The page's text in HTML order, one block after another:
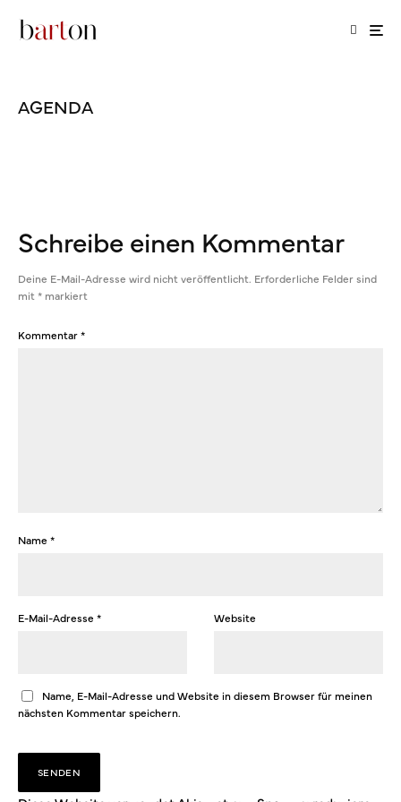
AGENDA
Schreibe einen Kommentar
Deine E-Mail-Adresse wird nicht veröffentlicht. Erforderliche Felder sind
mit * markiert
Kommentar*
Name *
E-Mail-Adresse * Website
Name, E-Mail-Adresse und Website in diesem Browser für meinen
nächsten Kommentar speichern.